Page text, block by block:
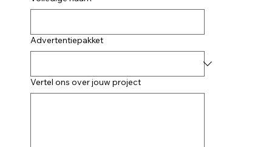
Advertentiepakket
Vertel ons over jouw project